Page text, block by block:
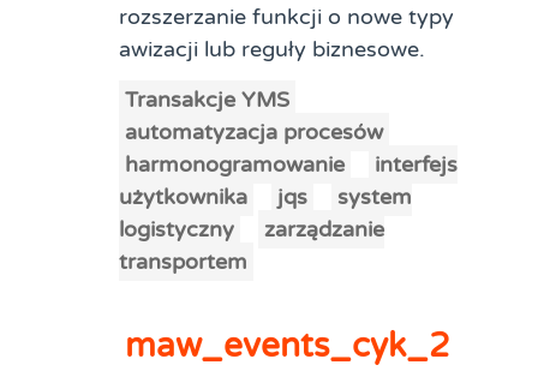
rozszerzanie funkcji o nowe typy
awizacji lub reguły biznesowe.
Transakcje YMS
automatyzacja procesów
harmonogramowanie
interfejs
użytkownika
jqs
system
logistyczny
zarządzanie
transportem
maw_events_cyk_2